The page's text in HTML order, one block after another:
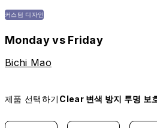
커스텀 디자인
Monday vs Friday
Bichi Mao
제품 선택하기 Clear 변색 방지 투명 보